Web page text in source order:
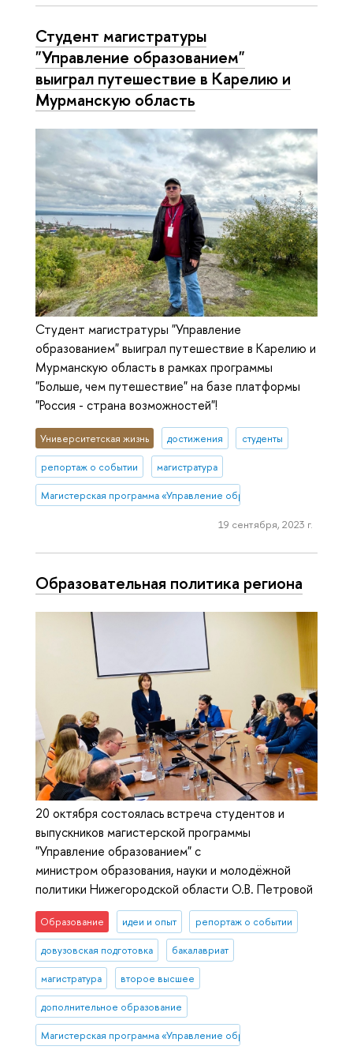
Студент магистратуры
"Управление образованием"
выиграл путешествие в Карелию и
Мурманскую область
Студент магистратуры "Управление
образованием" выиграл путешествие в Карелию и
Мурманскую область в рамках программы
"Больше, чем путешествие" на базе платформы
"Россия - страна возможностей"!
Университетская жизнь достижения студенты
репортаж о событии магистратура
Магистерская программа «Управление образованием» (Нижний
19 сентября, 2023 г.
Образовательная политика региона
20 октября состоялась встреча студентов и
выпускников магистерской программы
"Управление образованием" с
министром образования, науки и молодёжной
политики Нижегородской области О.В. Петровой
Образование идеи и опыт репортаж о событии
довузовская подготовка бакалавриат
магистратура второе высшее
дополнительное образование
Магистерская программа «Управление образованием» (Нижний